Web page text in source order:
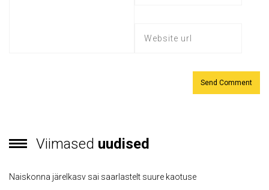
Viimased uudised
Naiskonna järelkasv sai saarlastelt suure kaotuse